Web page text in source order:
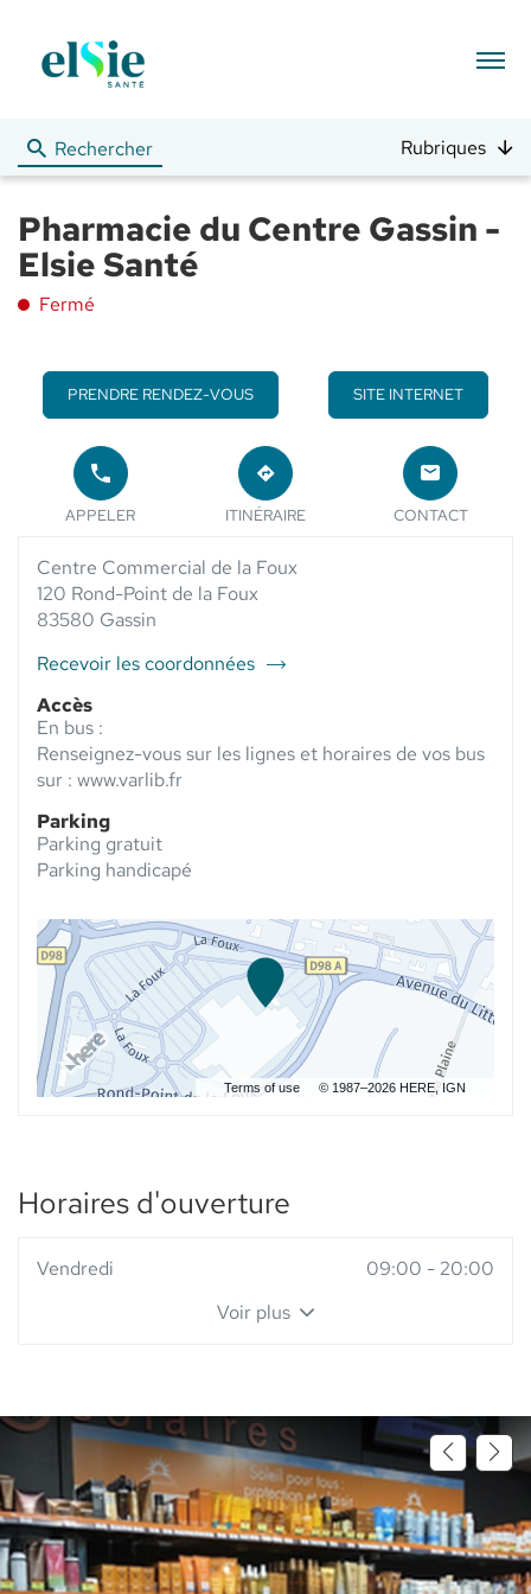
Menu
Rechercher Rubriques
Pharmacie du Centre Gassin -
Elsie Santé
Fermé
PRENDRE RENDEZ-VOUS
APPELER
LE POINT
DE VENTE
DU CENTRE
GASSIN -
ELSIE
SANTÉ AU
APPELER ITINÉRAIRE
JUSQU'AU
POINT
DE
PHARMACIE
ELSIE
CONTACT
LE
POINT
DE
SITE INTERNET
Centre Commercial de la Foux
120 Rond-Point de la Foux
83580 Gassin
Recevoir les coordonnées
du
point
de
vente
Pharmacie
Centre
Gassin
-
Santé
Terms of use © 1987–2026 HERE, IGN
Accès
En bus :
Renseignez-vous sur les lignes et horaires de vos bus
sur : www.varlib.fr
Parking
Parking gratuit
Parking handicapé
Horaires d'ouverture
Horaires
Vendredi 09:00 -20:00
Voir plus
et
du
point
de
vente
Pharmacie
du
Centre